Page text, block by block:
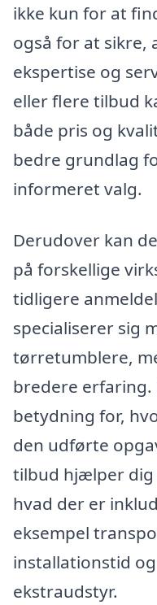
ikke kun for at
også for at sikre,
ekspertise og
eller flere tilbud
både pris og
bedre grundlag
informeret valg.
Derudover kan
på forskellige
tidligere
specialiserer sig
tørretumblere,
bredere erfaring.
betydning for,
den udførte
tilbud hjælper dig
hvad der er
eksempel
installationstid
ekstraudstyr.